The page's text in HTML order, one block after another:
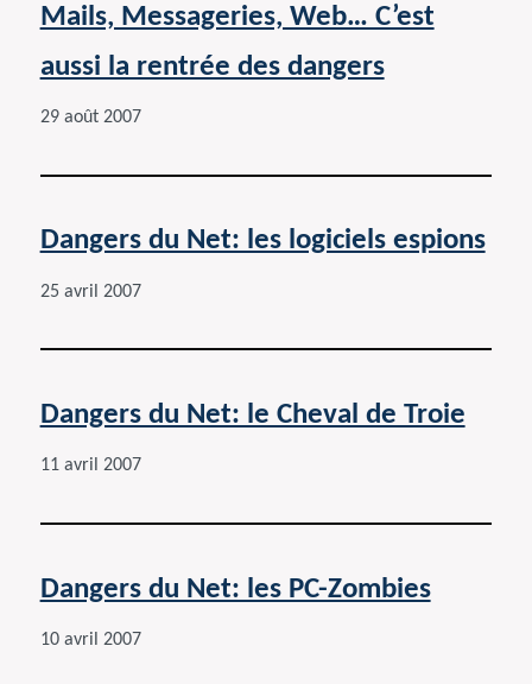
Mails, Messageries, Web… C’est
aussi la rentrée des dangers
29 août 2007
Dangers du Net: les logiciels espions
25 avril 2007
Dangers du Net: le Cheval de Troie
11 avril 2007
Dangers du Net: les PC-Zombies
10 avril 2007